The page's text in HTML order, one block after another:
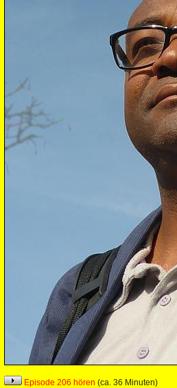
Episode 206 hören (ca. 36 Minuten)